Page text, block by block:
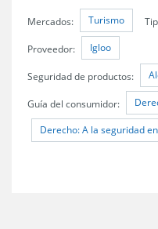
Mercados: Turismo
Proveedor: Igloo
Seguridad de productos:
Guía del consumidor:
Derecho: A la seguridad